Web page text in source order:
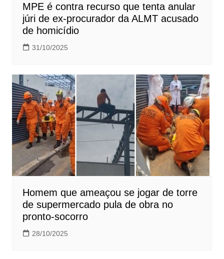
MPE é contra recurso que tenta anular
júri de ex-procurador da ALMT acusado
de homicídio
31/10/2025
Homem que ameaçou se jogar de torre
de supermercado pula de obra no
pronto-socorro
28/10/2025